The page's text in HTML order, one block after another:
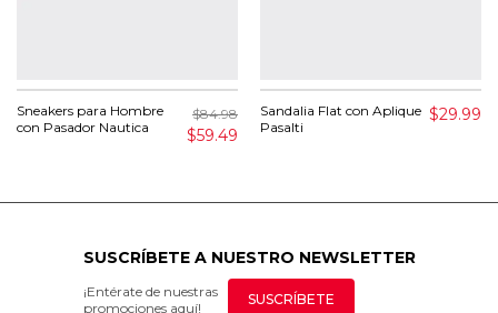
Sneakers para Hombre
con Pasador Nautica
$84.98
$59.49
Sandalia Flat con Aplique
Pasalti
$29.99
SUSCRÍBETE A NUESTRO NEWSLETTER
¡Entérate de nuestras
promociones aquí!
SUSCRÍBETE